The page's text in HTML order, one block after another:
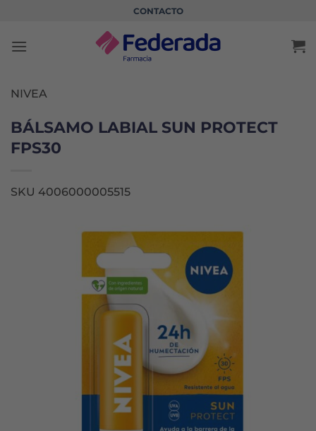
contenido
CONTACTO
NIVEA
BÁLSAMO LABIAL SUN PROTECT
FPS30
SKU 4006000005515